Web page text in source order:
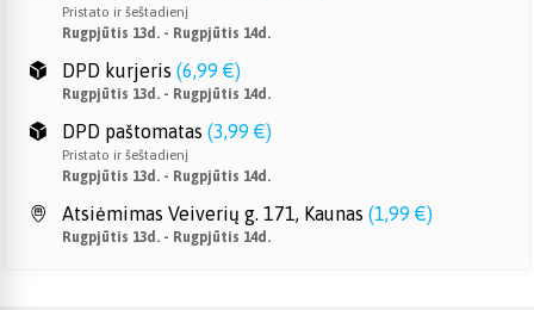
Pristato ir šeštadienį
Rugpjūtis 13d. - Rugpjūtis 14d.
DPD kurjeris (6,99 €)
Rugpjūtis 13d. - Rugpjūtis 14d.
DPD paštomatas (3,99 €)
Pristato ir šeštadienį
Rugpjūtis 13d. - Rugpjūtis 14d.
Atsiėmimas Veiverių g. 171, Kaunas (1,99 €)
Rugpjūtis 13d. - Rugpjūtis 14d.